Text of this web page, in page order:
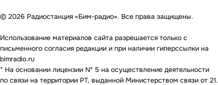
© 2026 Радиостанция «Бим-радио». Все права защищены.
Использование материалов сайта разрешается только с
письменного согласия редакции и при наличии гиперссылки на
bimradio.ru
* На основании лицензии Nº 5 на осуществление деятельности
по связи на территории РТ, выданной Министерством связи от 21.